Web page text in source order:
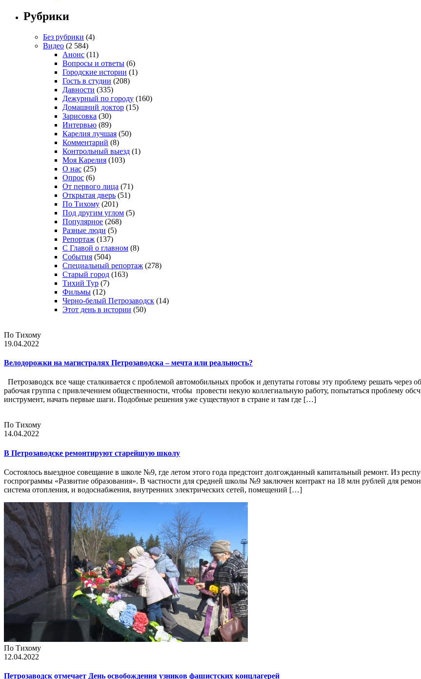
Рубрики
Без рубрики (4)
Видео (2 584)
Анонс (11)
Вопросы и ответы (6)
Городские истории (1)
Гость в студии (208)
Давности (335)
Дежурный по городу (160)
Домашний доктор (15)
Зарисовка (30)
Интервью (89)
Карелия лучшая (50)
Комментарий (8)
Контрольный выезд (1)
Моя Карелия (103)
О нас (25)
Опрос (6)
От первого лица (71)
Открытая дверь (51)
По Тихому (201)
Под другим углом (5)
Популярное (268)
Разные люди (5)
Репортаж (137)
С Главой о главном (8)
События (504)
Специальный репортаж (278)
Старый город (163)
Тихий Тур (7)
Фильмы (12)
Черно-белый Петрозаводск (14)
Этот день в истории (50)
По Тихому
19.04.2022
Велодорожки на магистралях Петрозаводска – мечта или реальность?
Петрозаводск все чаще сталкивается с проблемой автомобильных пробок и депутаты готовы эту проблему решать через
рабочая группа с привлечением общественности, чтобы провести некую коллегиальную работу, попытаться проблему
инструмент, начать первые шаги. Подобные решения уже существуют в стране и там где […]
По Тихому
14.04.2022
В Петрозаводске ремонтируют старейшую школу
Состоялось выездное совещание в школе №9, где летом этого года предстоит долгожданный капитальный ремонт. Из
госпрограммы «Развитие образования». В частности для средней школы №9 заключен контракт на 18 млн рублей для
система отопления, и водоснабжения, внутренних электрических сетей, помещений […]
По Тихому
12.04.2022
Петрозаводск отмечает День освобождения узников фашистских концлагерей